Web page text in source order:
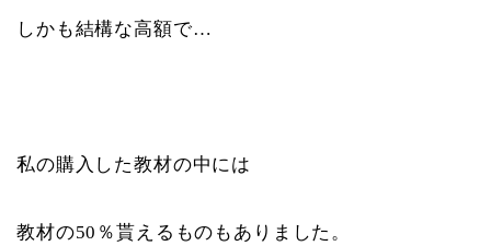
しかも結構な高額で…
私の購入した教材の中には
教材の50％貰えるものもありました。